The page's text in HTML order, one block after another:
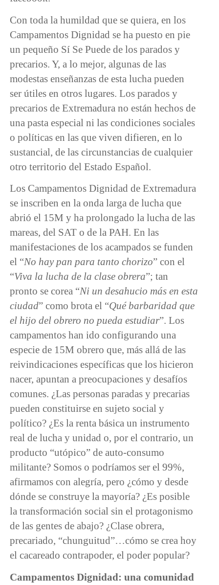
Con toda la humildad que se quiera, en los
Campamentos Dignidad se ha puesto en pie
un pequeño Sí Se Puede de los parados y
precarios. Y, a lo mejor, algunas de las
modestas enseñanzas de esta lucha pueden
ser útiles en otros lugares. Los parados y
precarios de Extremadura no están hechos de
una pasta especial ni las condiciones sociales
o políticas en las que viven difieren, en lo
sustancial, de las circunstancias de cualquier
otro territorio del Estado Español.
Los Campamentos Dignidad de Extremadura
se inscriben en la onda larga de lucha que
abrió el 15M y ha prolongado la lucha de las
mareas, del SAT o de la PAH. En las
manifestaciones de los acampados se funden
el “No hay pan para tanto chorizo” con el
“Viva la lucha de la clase obrera”; tan
pronto se corea “Ni un desahucio más en esta
ciudad” como brota el “Qué barbaridad que
el hijo del obrero no pueda estudiar”. Los
campamentos han ido configurando una
especie de 15M obrero que, más allá de las
reivindicaciones específicas que los hicieron
nacer, apuntan a preocupaciones y desafíos
comunes. ¿Las personas paradas y precarias
pueden constituirse en sujeto social y
político? ¿Es la renta básica un instrumento
real de lucha y unidad o, por el contrario, un
producto “utópico” de auto-consumo
militante? Somos o podríamos ser el 99%,
afirmamos con alegría, pero ¿cómo y desde
dónde se construye la mayoría? ¿Es posible
la transformación social sin el protagonismo
de las gentes de abajo? ¿Clase obrera,
precariado, “chunguitud”…cómo se crea hoy
el cacareado contrapoder, el poder popular?
Campamentos Dignidad: una comunidad